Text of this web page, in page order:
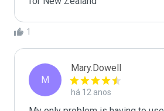
1
M
Mary.Dowell
há 12 anos